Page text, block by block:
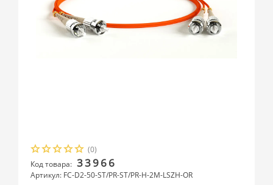
(0)
Код товара: 33966
Артикул: FC-D2-50-ST/PR-ST/PR-H-2M-LSZH-OR